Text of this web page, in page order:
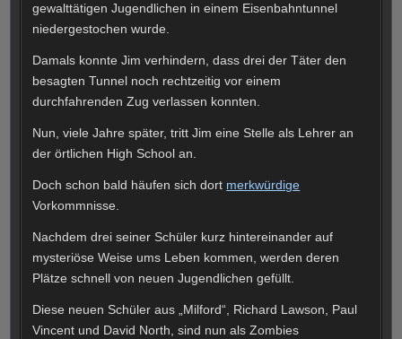
gewalttätigen Jugendlichen in einem Eisenbahntunnel
niedergestochen wurde.
Damals konnte Jim verhindern, dass drei der Täter den
besagten Tunnel noch rechtzeitig vor einem
durchfahrenden Zug verlassen konnten.
Nun, viele Jahre später, tritt Jim eine Stelle als Lehrer an
der örtlichen High School an.
Doch schon bald häufen sich dort merkwürdige
Vorkommnisse.
Nachdem drei seiner Schüler kurz hintereinander auf
mysteriöse Weise ums Leben kommen, werden deren
Plätze schnell von neuen Jugendlichen gefüllt.
Diese neuen Schüler aus „Milford“, Richard Lawson, Paul
Vincent und David North, sind nun als Zombies